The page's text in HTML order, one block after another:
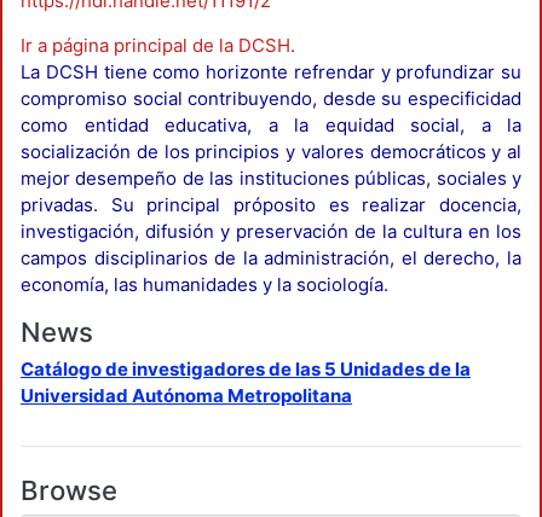
Ir a página principal de la DCSH.
La DCSH tiene como horizonte refrendar y profundizar su
compromiso social contribuyendo, desde su especificidad
como entidad educativa, a la equidad social, a la
socialización de los principios y valores democráticos y al
mejor desempeño de las instituciones públicas, sociales y
privadas. Su principal próposito es realizar docencia,
investigación, difusión y preservación de la cultura en los
campos disciplinarios de la administración, el derecho, la
economía, las humanidades y la sociología.
News
Catálogo de investigadores de las 5 Unidades de la
Universidad Autónoma Metropolitana
Browse